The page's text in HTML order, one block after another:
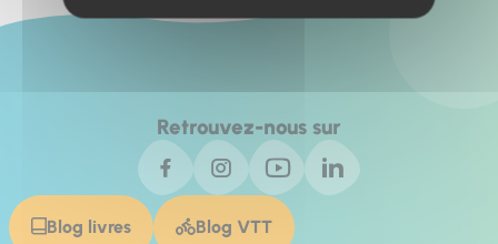
Retrouvez-nous sur
Blog livres Blog VTT